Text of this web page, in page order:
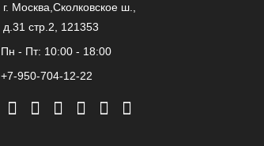
г. Москва,Сколковское ш.,
д.31 стр.2, 121353
Пн - Пт: 10:00 - 18:00
+7-950-704-12-22